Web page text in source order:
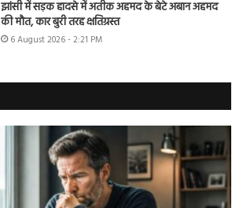
झांसी में सड़क हादसे में अतीक अहमद के बेटे अबान अहमद
की मौत, कार बुरी तरह क्षतिग्रस्त
6 August 2026 - 2:21 PM